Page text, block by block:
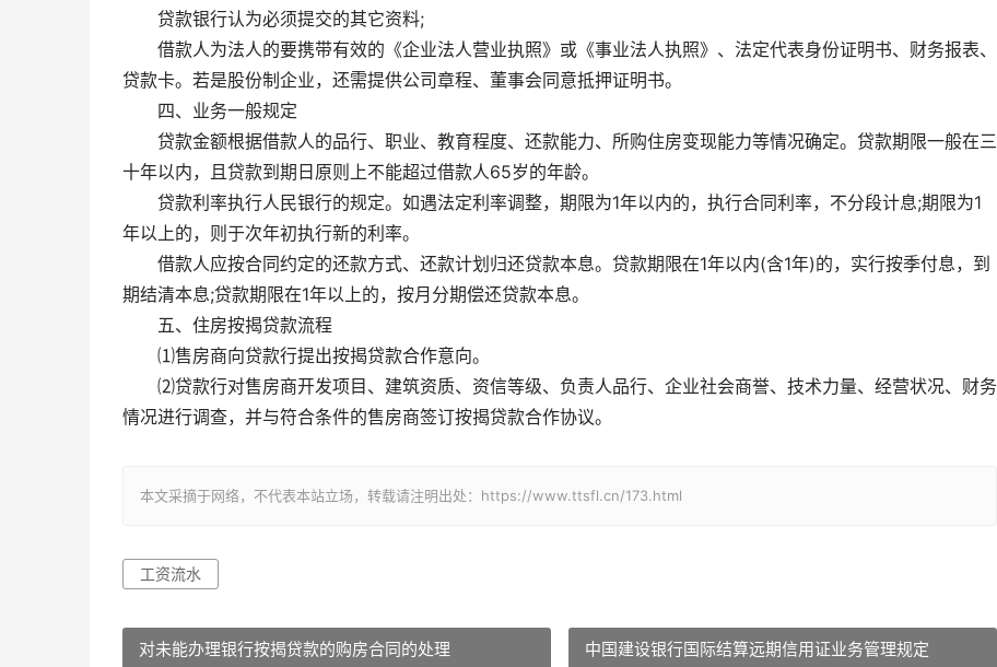
贷款银行认为必须提交的其它资料;
借款人为法人的要携带有效的《企业法人营业执照》或《事业法人执照》、法定代表身份证明书、财务报表、
贷款卡。若是股份制企业，还需提供公司章程、董事会同意抵押证明书。
四、业务一般规定
贷款金额根据借款人的品行、职业、教育程度、还款能力、所购住房变现能力等情况确定。贷款期限一般在三
十年以内，且贷款到期日原则上不能超过借款人65岁的年龄。
贷款利率执行人民银行的规定。如遇法定利率调整，期限为1年以内的，执行合同利率，不分段计息;期限为1
年以上的，则于次年初执行新的利率。
借款人应按合同约定的还款方式、还款计划归还贷款本息。贷款期限在1年以内(含1年)的，实行按季付息，到
期结清本息;贷款期限在1年以上的，按月分期偿还贷款本息。
五、住房按揭贷款流程
⑴售房商向贷款行提出按揭贷款合作意向。
⑵贷款行对售房商开发项目、建筑资质、资信等级、负责人品行、企业社会商誉、技术力量、经营状况、财务
情况进行调查，并与符合条件的售房商签订按揭贷款合作协议。
本文采摘于网络，不代表本站立场，转载请注明出处：https://www.ttsfl.cn/173.html
工资流水
对未能办理银行按揭贷款的购房合同的处理 中国建设银行国际结算远期信用证业务管理规定